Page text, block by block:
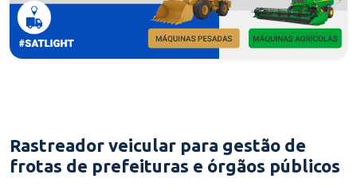
Rastreador veicular para gestão de
frotas de prefeituras e órgãos públicos